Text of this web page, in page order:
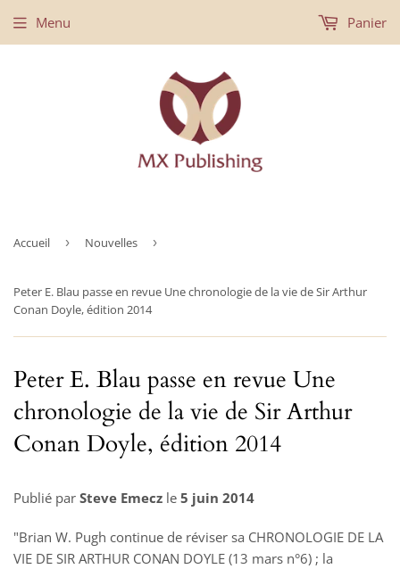
Menu Panier
Accueil › Nouvelles ›
Peter E. Blau passe en revue Une chronologie de la vie de Sir Arthur
Conan Doyle, édition 2014
Peter E. Blau passe en revue Une
chronologie de la vie de Sir Arthur
Conan Doyle, édition 2014
Publié par Steve Emecz le 5 juin 2014
"Brian W. Pugh continue de réviser sa CHRONOLOGIE DE LA
VIE DE SIR ARTHUR CONAN DOYLE (13 mars n°6) ; la